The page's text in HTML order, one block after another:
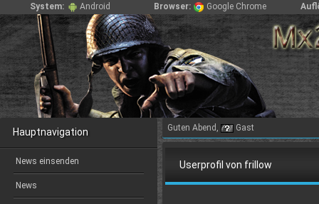
System: Android Browser: Google Chrome
Hauptnavigation
News einsenden
News
Guten Abend, Gast
Userprofil von frillow